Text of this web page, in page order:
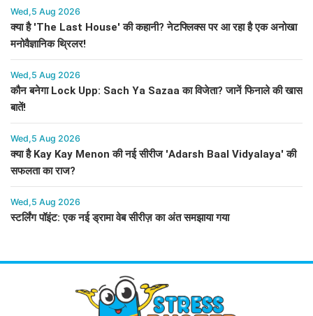
Wed,5 Aug 2026
क्या है 'The Last House' की कहानी? नेटफ्लिक्स पर आ रहा है एक अनोखा
मनोवैज्ञानिक थ्रिलर!
Wed,5 Aug 2026
कौन बनेगा Lock Upp: Sach Ya Sazaa का विजेता? जानें फिनाले की खास
बातें!
Wed,5 Aug 2026
क्या है Kay Kay Menon की नई सीरीज 'Adarsh Baal Vidyalaya' की
सफलता का राज?
Wed,5 Aug 2026
स्टर्लिंग पॉइंट: एक नई ड्रामा वेब सीरीज़ का अंत समझाया गया